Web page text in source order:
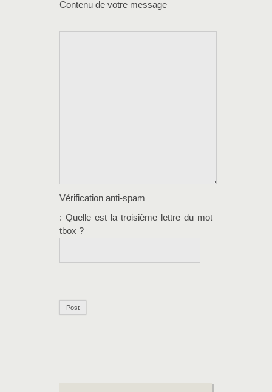
Contenu de votre message
Vérification anti-spam
: Quelle est la troisième lettre du mot
tbox ?